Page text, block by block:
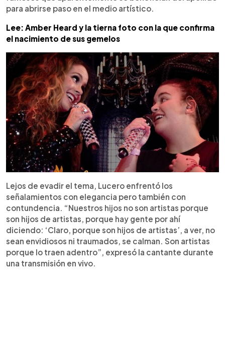
para abrirse paso en el medio artístico.
Lee: Amber Heard y la tierna foto con la que confirma
el nacimiento de sus gemelos
Lejos de evadir el tema, Lucero enfrentó los
señalamientos con elegancia pero también con
contundencia. “Nuestros hijos no son artistas porque
son hijos de artistas, porque hay gente por ahí
diciendo: ‘Claro, porque son hijos de artistas’, a ver, no
sean envidiosos ni traumados, se calman. Son artistas
porque lo traen adentro”, expresó la cantante durante
una transmisión en vivo.